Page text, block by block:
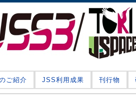
ご紹介 JSS利用成果 刊行物